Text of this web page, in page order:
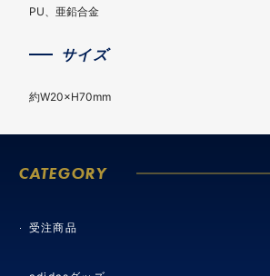
PU、亜鉛合金
サイズ
約W20×H70mm
CATEGORY
受注商品